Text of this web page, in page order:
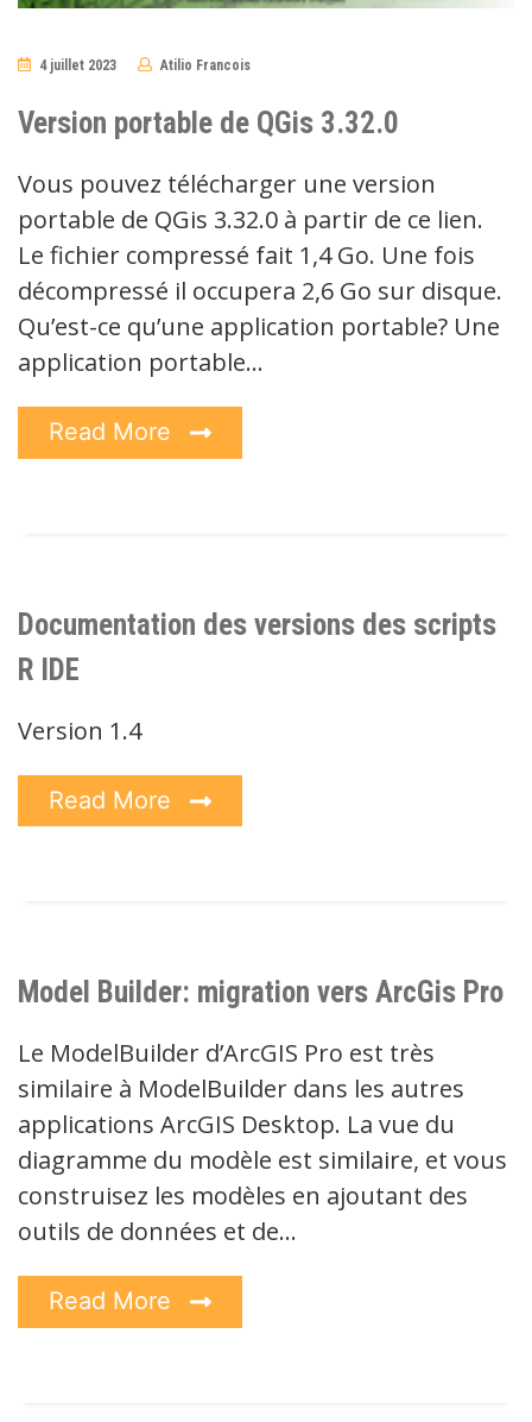
4 juillet 2023 Atilio Francois
Version portable de QGis 3.32.0
Vous pouvez télécharger une version
portable de QGis 3.32.0 à partir de ce lien.
Le fichier compressé fait 1,4 Go. Une fois
décompressé il occupera 2,6 Go sur disque.
Qu’est-ce qu’une application portable? Une
application portable…
Read More
Documentation des versions des scripts
R IDE
Version 1.4
Read More
Model Builder: migration vers ArcGis Pro
Le ModelBuilder d’ArcGIS Pro est très
similaire à ModelBuilder dans les autres
applications ArcGIS Desktop. La vue du
diagramme du modèle est similaire, et vous
construisez les modèles en ajoutant des
outils de données et de…
Read More